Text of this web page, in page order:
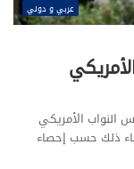
عربي و دولي
النواب الأمريكي
ذلك حسب إحصاء